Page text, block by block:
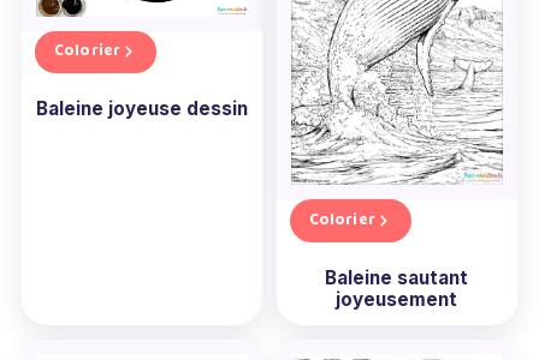
Colorier
Baleine joyeuse dessin
Colorier
Baleine sautant
joyeusement